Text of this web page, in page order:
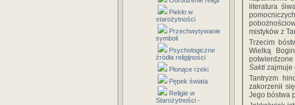
Piekło w
starożytności
Przechwytywanie
symboli
Psychologiczne
źródła religijności
Płonące rzeki
Pępek świata
Religie w
Starożytności -
literatura
mistyków z
Trzecim
Wielką
Śakti zajmuje
Tantryzm
zakorzenił
Jego bóstwa